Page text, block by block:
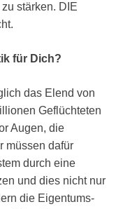
stärken. DIE
für Dich?
das Elend von
Geflüchteten
Augen, die
müssen dafür
durch eine
und dies nicht nur
die Eigentums-